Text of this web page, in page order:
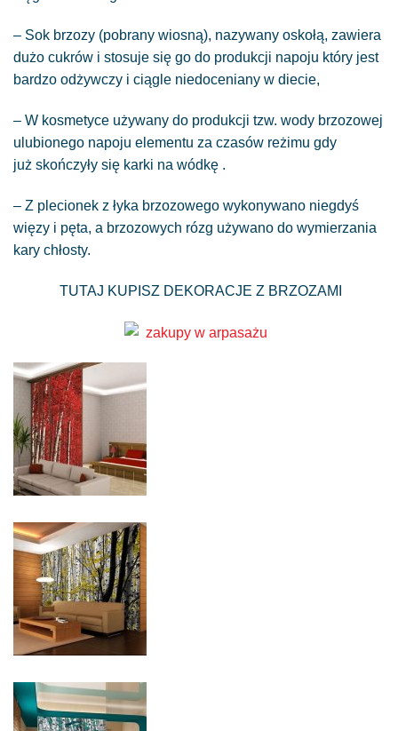
– Sok brzozy (pobrany wiosną), nazywany oskołą, zawiera
dużo cukrów i stosuje się go do produkcji napoju który jest
bardzo odżywczy i ciągle niedoceniany w diecie,
– W kosmetyce używany do produkcji tzw. wody brzozowej
ulubionego napoju elementu za czasów reżimu gdy
już skończyły się karki na wódkę .
– Z plecionek z łyka brzozowego wykonywano niegdyś
więzy i pęta, a brzozowych rózg używano do wymierzania
kary chłosty.
TUTAJ KUPISZ DEKORACJE Z BRZOZAMI